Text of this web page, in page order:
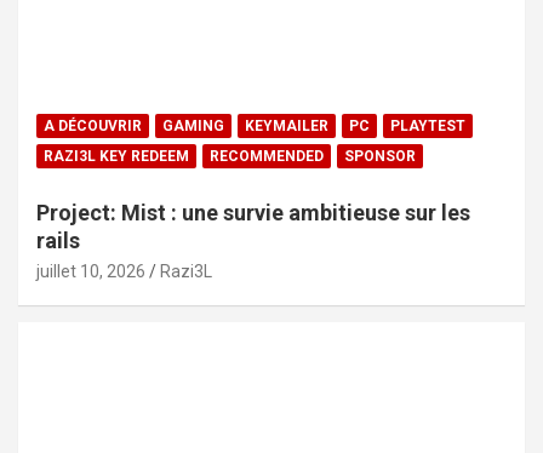
A DÉCOUVRIR GAMING KEYMAILER PC
PLAYTEST
RAZI3L KEY REDEEM
RECOMMENDED SPONSOR
Project: Mist : une survie ambitieuse sur les
rails
juillet 10, 2026 Razi3L